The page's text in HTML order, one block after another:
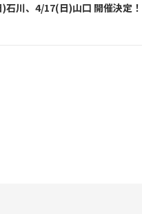
石川、4/17(日)山口 開催決定！